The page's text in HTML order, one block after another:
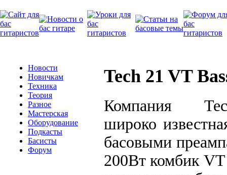
Новости
Новичкам
Техника
Теория
Разное
Мастерская
Оборудование
Подкасты
Басисты
Форум
Tech 21 VT
Компания
широко
басовыми
200Вт комбик